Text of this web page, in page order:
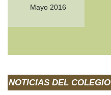
Mayo 2016
NOTICIAS DEL COLEGIO